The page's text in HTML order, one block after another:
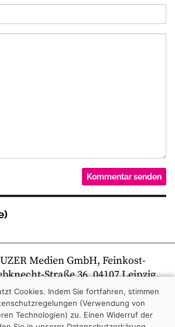
Medien GmbH, Feinkost-
Straße 36, 04107 Leipzig,
80 0 | kreuzer online
Cookies. Indem Sie fortfahren, stimmen
(Verwendung von
Technologien) zu. Einen Widerruf der